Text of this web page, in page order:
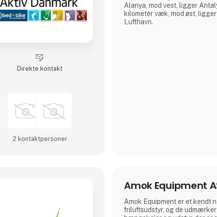
Direkte kontakt
2 kontakt­personer
Alanya, mod vest, ligger
kilometer væk, mod øst,
Lufthavn.
Amok Equipment
Amok Equipment er et kendt
friluftsudstyr, og de